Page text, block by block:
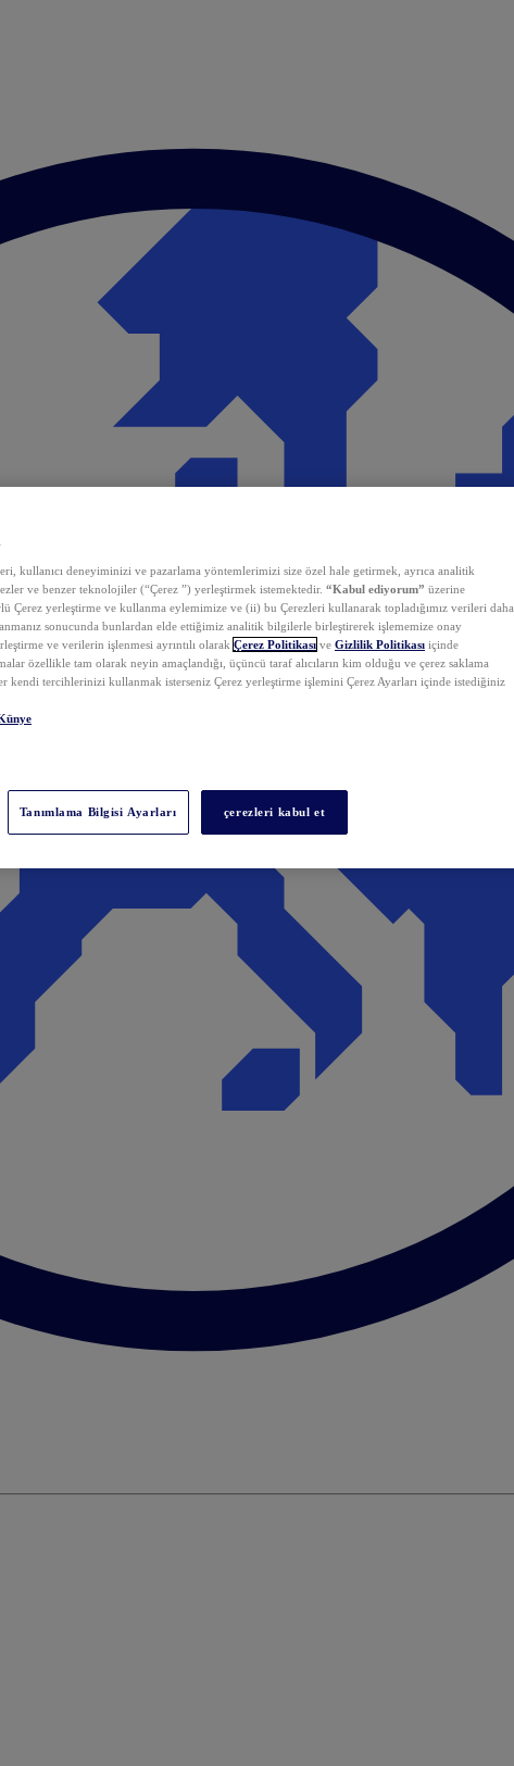
kullanıcı deneyiminizi ve pazarlama yöntemlerimizi size özel hale getirmek, ayrıca analitik
ve benzer teknolojiler (“Çerez ”) yerleştirmek istemektedir. “Kabul ediyorum” üzerine
Çerez yerleştirme ve kullanma eylemimize ve (ii) bu Çerezleri kullanarak topladığımız verileri daha
sonucunda bunlardan elde ettiğimiz analitik bilgilerle birleştirerek işlememize onay
ve verilerin işlenmesi ayrıntılı olarak Çerez Politikası ve Gizlilik Politikası içinde
özellikle tam olarak neyin amaçlandığı, üçüncü taraf alıcıların kim olduğu ve çerez saklama
kendi tercihlerinizi kullanmak isterseniz Çerez yerleştirme işlemini Çerez Ayarları içinde istediğiniz
Tanımlama Bilgisi Ayarları çerezleri kabul et